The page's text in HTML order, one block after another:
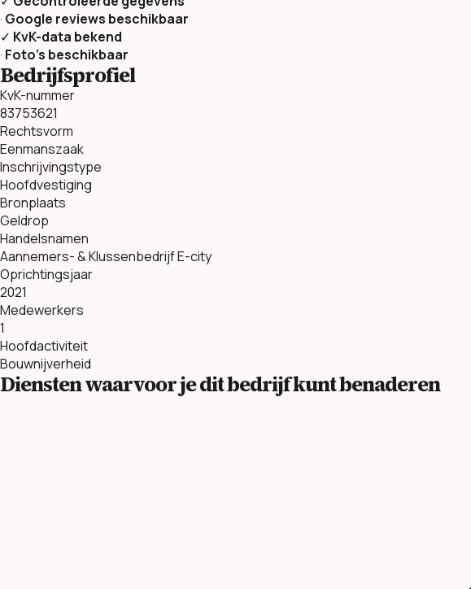
· Google reviews beschikbaar
✓ KvK-data bekend
· Foto’s beschikbaar
Bedrijfsprofiel
KvK-nummer
83753621
Rechtsvorm
Eenmanszaak
Inschrijvingstype
Hoofdvestiging
Bronplaats
Geldrop
Handelsnamen
Aannemers- & Klussenbedrijf E-city
Oprichtingsjaar
2021
Medewerkers
1
Hoofdactiviteit
Bouwnijverheid
Diensten waarvoor je dit bedrijf kunt benaderen